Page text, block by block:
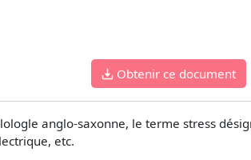
Obtenir ce document
anglo-saxonne, le terme stress
etc.